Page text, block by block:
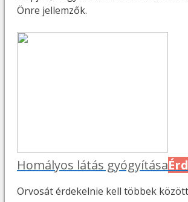
Önre jellemzők.
Homályos látás gyógyítása
Orvosát érdekelnie kell többek